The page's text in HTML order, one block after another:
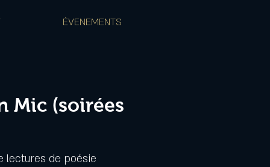
ÉVENEMENTS
Mic (soirées
lectures de poésie